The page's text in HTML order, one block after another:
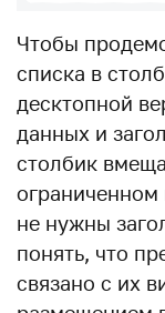
Чтобы
списка в
десктопной
данных и
столбик
ограниченном
не нужны
понять, что
связано с их